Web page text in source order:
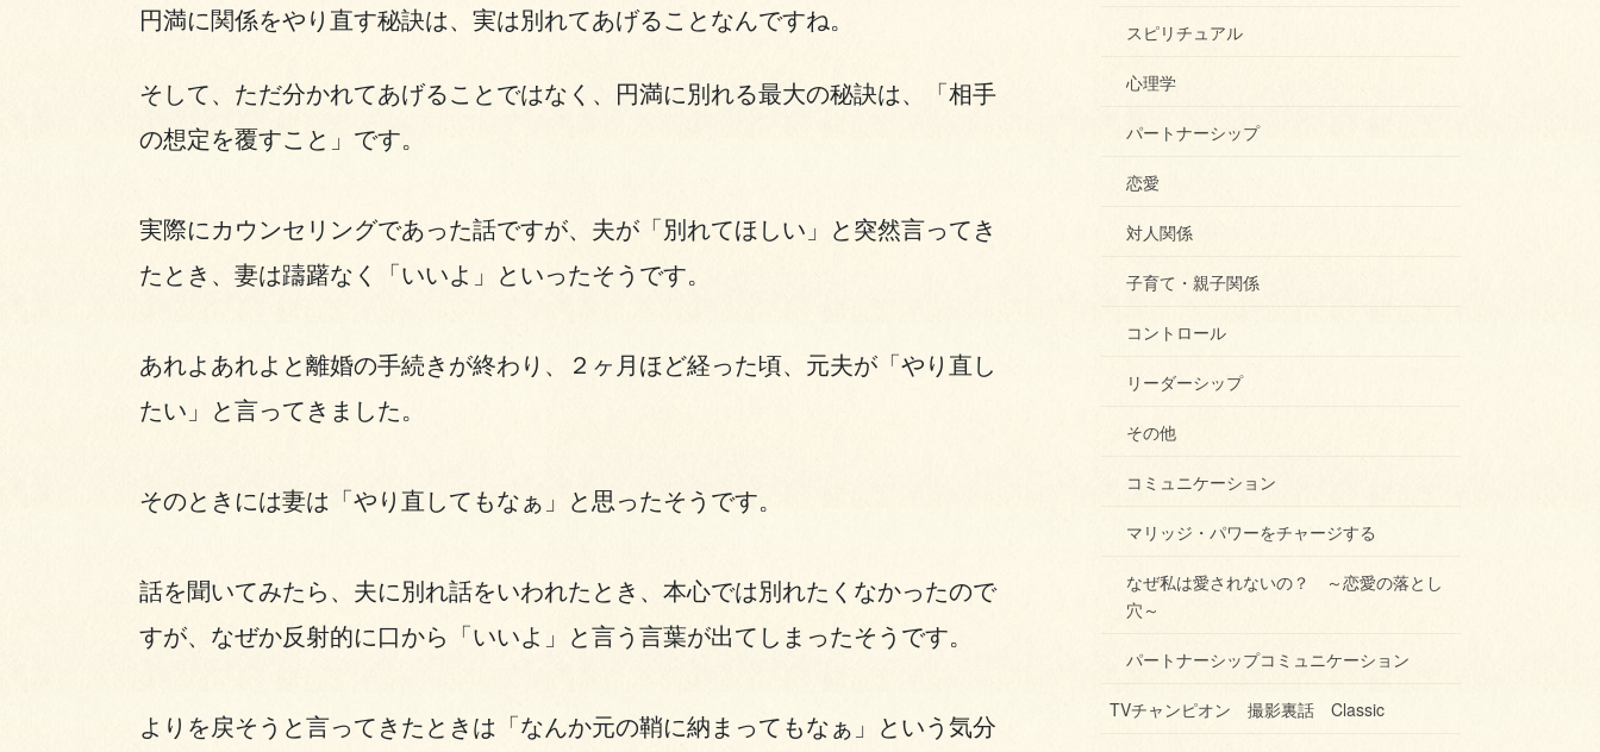
円満に関係をやり直す秘訣は、実は別れてあげることなんですね。
そして、ただ分かれてあげることではなく、円満に別れる最大の秘訣は、「相手
の想定を覆すこと」です。
実際にカウンセリングであった話ですが、夫が「別れてほしい」と突然言ってき
たとき、妻は躊躇なく「いいよ」といったそうです。
あれよあれよと離婚の手続きが終わり、２ヶ月ほど経った頃、元夫が「やり直し
たい」と言ってきました。
そのときには妻は「やり直してもなぁ」と思ったそうです。
話を聞いてみたら、夫に別れ話をいわれたとき、本心では別れたくなかったので
すが、なぜか反射的に口から「いいよ」と言う言葉が出てしまったそうです。
よりを戻そうと言ってきたときは「なんか元の鞘に納まってもなぁ」という気分
スピリチュアル
心理学
パートナーシップ
恋愛
対人関係
子育て・親子関係
コントロール
リーダーシップ
その他
コミュニケーション
マリッジ・パワーをチャージする
なぜ私は愛されないの？ ～恋愛の落とし
穴～
パートナーシップコミュニケーション
TVチャンピオン 撮影裏話 Classic